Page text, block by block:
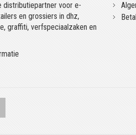
distributiepartner voor e-
en grossiers in dhz,
graffiti, verfspeciaalzaken en